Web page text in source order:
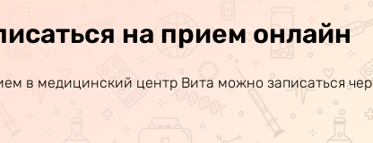
на прием онлайн
в медицинский центр Вита можно записаться